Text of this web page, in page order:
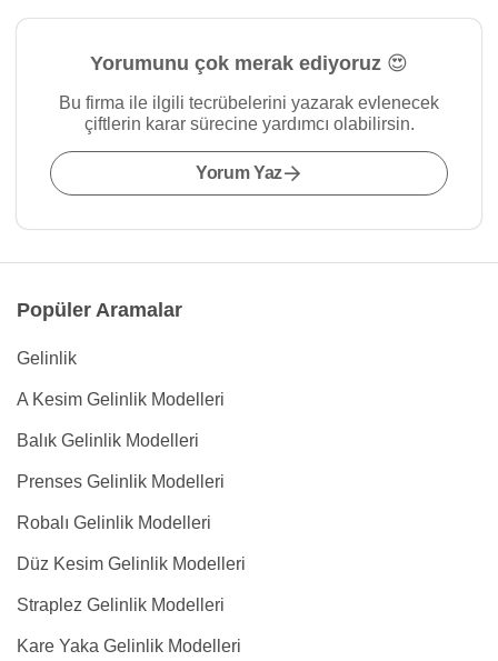
Yorumunu çok merak ediyoruz 😍
Bu firma ile ilgili tecrübelerini yazarak evlenecek
çiftlerin karar sürecine yardımcı olabilirsin.
Yorum Yaz
Popüler Aramalar
Gelinlik
A Kesim Gelinlik Modelleri
Balık Gelinlik Modelleri
Prenses Gelinlik Modelleri
Robalı Gelinlik Modelleri
Düz Kesim Gelinlik Modelleri
Straplez Gelinlik Modelleri
Kare Yaka Gelinlik Modelleri